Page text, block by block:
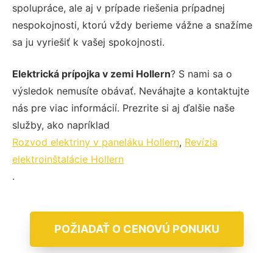
spolupráce, ale aj v prípade riešenia prípadnej
nespokojnosti, ktorú vždy berieme vážne a snažíme
sa ju vyriešiť k vašej spokojnosti.
Elektrická prípojka v zemi Hollern? S nami sa o
výsledok nemusíte obávať. Neváhajte a kontaktujte
nás pre viac informácií. Prezrite si aj ďalšie naše
služby, ako napríklad
Rozvod elektriny v paneláku Hollern, Revízia
elektroinštalácie Hollern
.
POŽIADAŤ O CENOVÚ PONUKU